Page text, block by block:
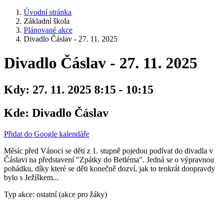
Úvodní stránka
Základní škola
Plánované akce
Divadlo Čáslav - 27. 11. 2025
Divadlo Čáslav - 27. 11. 2025
Kdy: 27. 11. 2025 8:15 - 10:15
Kde: Divadlo Čáslav
Přidat do Google kalendáře
Měsíc před Vánoci se děti z 1. stupně pojedou podívat do divadla v
Čáslavi na představení "Zpátky do Betléma". Jedná se o výpravnou
pohádku, díky které se děti konečně dozví, jak to tenkrát doopravdy
bylo s Ježíškem...
Typ akce: ostatní (akce pro žáky)